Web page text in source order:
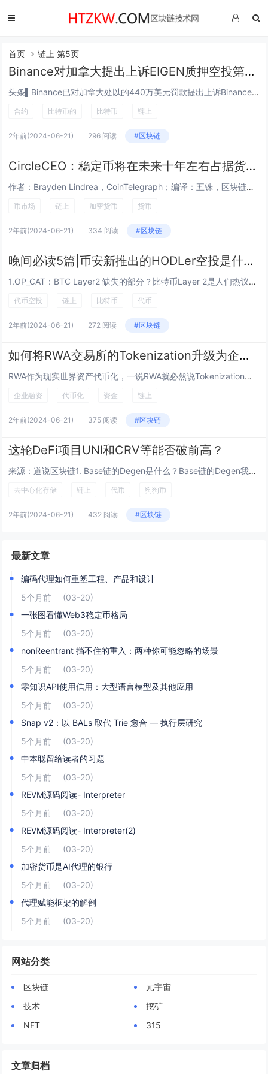
首页 链上 第5页
Binance对加拿大提出上诉EIGEN质押空投第二阶段现已开放
头条▌Binance已对加拿大处以的440万美元罚款提出上诉Binance已对加拿大金融交易和报告分析中心（FINTRAC）处以的440万美元罚款提出上诉。该罚款因未遵守反洗钱（AML）和反恐融资（CFT）法规而开出。Binance在上诉中...
合约 比特币的 比特币 链上
2年前(2024-06-21) 296 阅读 #区块链
CircleCEO：稳定币将在未来十年左右占据货币的10%
作者：Brayden Lindrea，CoinTelegraph；编译：五铢，区块链网络稳定币发行商 Circle 首席执行官 Jeremy Allaire 表示，在未来十年或更长时间内，稳定币可能占“全球经济货币”的 10%。这可以说是一...
币市场 链上 加密货币 货币
2年前(2024-06-21) 334 阅读 #区块链
晚间必读5篇|币安新推出的HODLer空投是什么？
1.OP_CAT：BTC Layer2 缺失的部分？比特币Layer 2是人们热议的话题，但其承诺的大部分尚未实现。比特币的建设者在等什么？一项重要提议可以帮助比特币 L2 格局走向成熟：重新引入 OP_CAT。这个操作码在比特币历史早期被...
代币空投 链上 比特币 代币
2年前(2024-06-21) 272 阅读 #区块链
如何将RWA交易所的Tokenization升级为企业加密融资？
RWA作为现实世界资产代币化，一说RWA就必然说Tokenization（代币化），但太突出了Tokenization，反而容易忽略RWA的核心本质是企业融资和机构市场，而RWA交易所的Tokenization的核心是加密融资（Crypto...
企业融资 代币化 资金 链上
2年前(2024-06-21) 375 阅读 #区块链
这轮DeFi项目UNI和CRV等能否破前高？
来源：道说区块链1. Base链的Degen是什么？Base链的Degen我前面曾经写过一篇文章专门介绍。它原本只是Base链上的一个MEME币，但后来Farcaster上面越来越多的应用开始用它作为消费代币，并且有团队专门用Degen为原...
去中心化存储 链上 代币 狗狗币
2年前(2024-06-21) 432 阅读 #区块链
最新文章
编码代理如何重塑工程、产品和设计
5个月前
(03-20)
一张图看懂Web3稳定币格局
5个月前
(03-20)
nonReentrant 挡不住的重入：两种你可能忽略的场景
5个月前
(03-20)
零知识API使用信用：大型语言模型及其他应用
5个月前
(03-20)
Snap v2：以 BALs 取代 Trie 愈合 — 执行层研究
5个月前
(03-20)
中本聪留给读者的习题
5个月前
(03-20)
REVM源码阅读- Interpreter
5个月前
(03-20)
REVM源码阅读- Interpreter(2)
5个月前
(03-20)
加密货币是AI代理的银行
5个月前
(03-20)
代理赋能框架的解剖
5个月前
(03-20)
网站分类
区块链
元宇宙
技术
挖矿
NFT
315
文章归档